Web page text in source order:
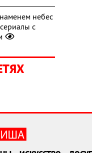
небес
с